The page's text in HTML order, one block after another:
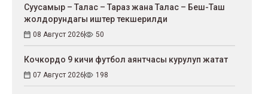
Суусамыр – Талас – Тараз жана Талас – Беш-Таш
жолдорундагы иштер текшерилди
08 Август 2026 50
Кочкордо 9 кичи футбол аянтчасы курулуп жатат
07 Август 2026 198